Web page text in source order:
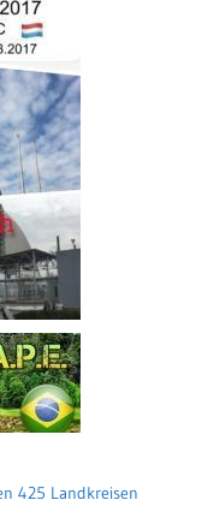
425 Landkreisen